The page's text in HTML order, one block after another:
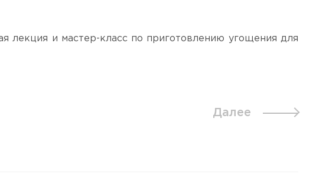
лекция и мастер-класс по приготовлению угощения для
Далее